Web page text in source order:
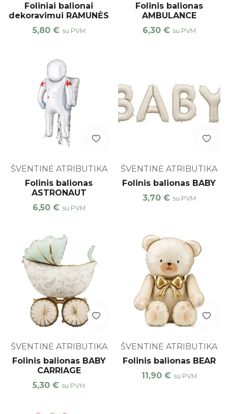
Foliniai balionai
dekoravimui RAMUNĖS
5,80 € su PVM
Folinis balionas
AMBULANCE
6,30 € su PVM
ŠVENTINĖ ATRIBUTIKA
Folinis balionas
ASTRONAUT
6,50 € su PVM
ŠVENTINĖ ATRIBUTIKA
Folinis balionas BABY
3,70 € su PVM
ŠVENTINĖ ATRIBUTIKA
Folinis balionas BABY
CARRIAGE
5,30€ su PVM
ŠVENTINĖ ATRIBUTIKA
Folinis balionas BEAR
11,90 € su PVM